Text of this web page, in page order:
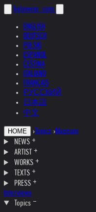
helnwein .com
ENGLISH
DEUTSCH
POLSKI
ESPAÑOL
ČEŠTINA
ITALIANO
FRANÇAIS
РУССКИЙ
日本語
中文
HOME › Topics ›Museum
NEWS
ARTIST
WORKS
TEXTS
PRESS
Interviews
Topics